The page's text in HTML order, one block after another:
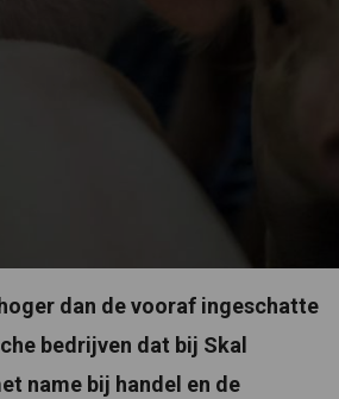
dan de vooraf ingeschatte
bedrijven dat bij Skal
name bij handel en de